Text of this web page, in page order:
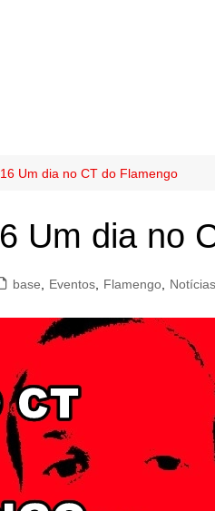
Um dia no CT do Flamengo
Um dia no
base Eventos Flamengo